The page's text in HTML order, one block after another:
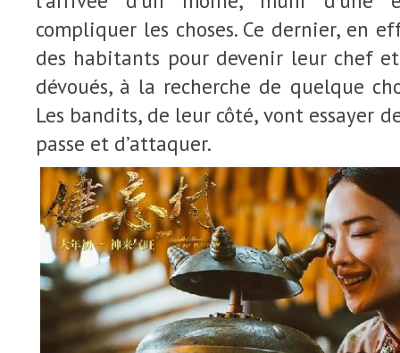
compliquer les choses. Ce dernier, en
des habitants pour devenir leur chef
dévoués, à la recherche de quelque
Les bandits, de leur côté, vont essayer
passe et d’attaquer.